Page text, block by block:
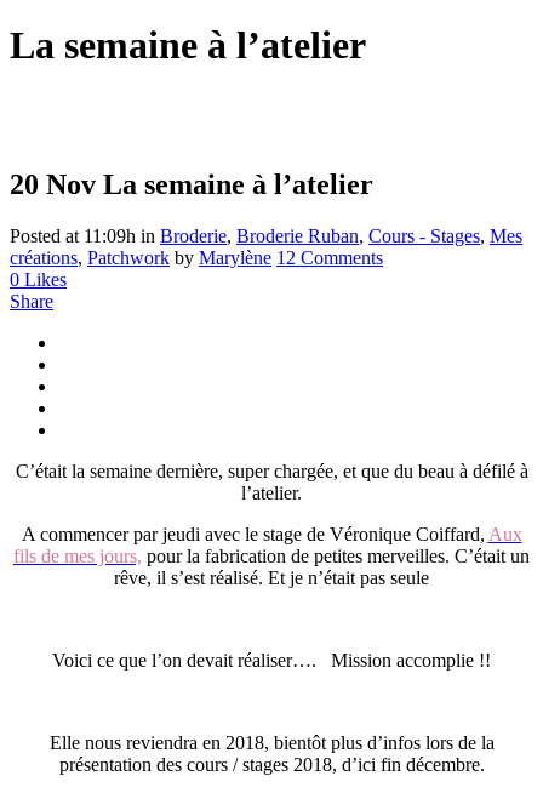
La semaine à l’atelier
20 Nov La semaine à l’atelier
Posted at 11:09h in Broderie, Broderie Ruban, Cours - Stages, Mes
créations, Patchwork by Marylène 12 Comments
0 Likes
Share
C’était la semaine dernière, super chargée, et que du beau à défilé à
l’atelier.
A commencer par jeudi avec le stage de Véronique Coiffard, Aux
fils de mes jours, pour la fabrication de petites merveilles. C’était un
rêve, il s’est réalisé. Et je n’était pas seule
Voici ce que l’on devait réaliser…. Mission accomplie !!
Elle nous reviendra en 2018, bientôt plus d’infos lors de la
présentation des cours / stages 2018, d’ici fin décembre.